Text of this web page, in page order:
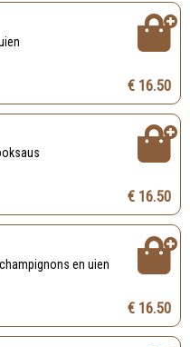
€ 16.50
€ 16.50
en uien
€ 16.50